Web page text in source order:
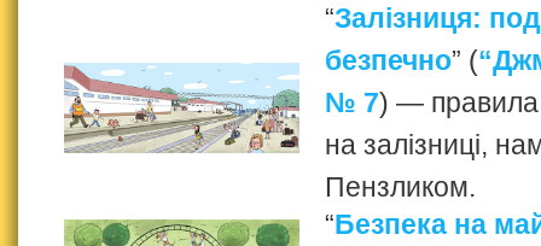
“Залізниця:
безпечно” (
№ 7) — правила
на залізниці,
Пензликом.
“Безпека на